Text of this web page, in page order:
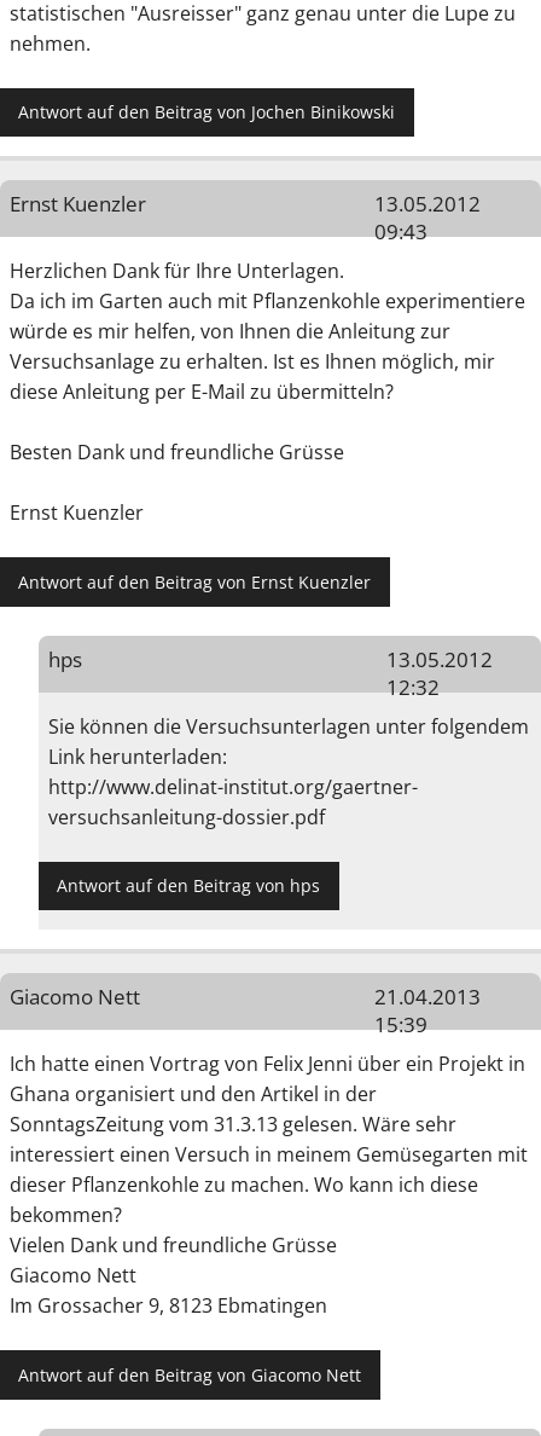
statistischen "Ausreisser" ganz genau unter die Lupe zu
nehmen.
Antwort auf den Beitrag von Jochen Binikowski
Ernst Kuenzler
13.05.2012
09:43
Herzlichen Dank für Ihre Unterlagen.
Da ich im Garten auch mit Pflanzenkohle experimentiere
würde es mir helfen, von Ihnen die Anleitung zur
Versuchsanlage zu erhalten. Ist es Ihnen möglich, mir
diese Anleitung per E-Mail zu übermitteln?
Besten Dank und freundliche Grüsse
Ernst Kuenzler
Antwort auf den Beitrag von Ernst Kuenzler
hps
13.05.2012
12:32
Sie können die Versuchsunterlagen unter folgendem
Link herunterladen:
http://www.delinat-institut.org/gaertner-
versuchsanleitung-dossier.pdf
Antwort auf den Beitrag von hps
Giacomo Nett
21.04.2013
15:39
Ich hatte einen Vortrag von Felix Jenni über ein Projekt in
Ghana organisiert und den Artikel in der
SonntagsZeitung vom 31.3.13 gelesen. Wäre sehr
interessiert einen Versuch in meinem Gemüsegarten mit
dieser Pflanzenkohle zu machen. Wo kann ich diese
bekommen?
Vielen Dank und freundliche Grüsse
Giacomo Nett
Im Grossacher 9, 8123 Ebmatingen
Antwort auf den Beitrag von Giacomo Nett